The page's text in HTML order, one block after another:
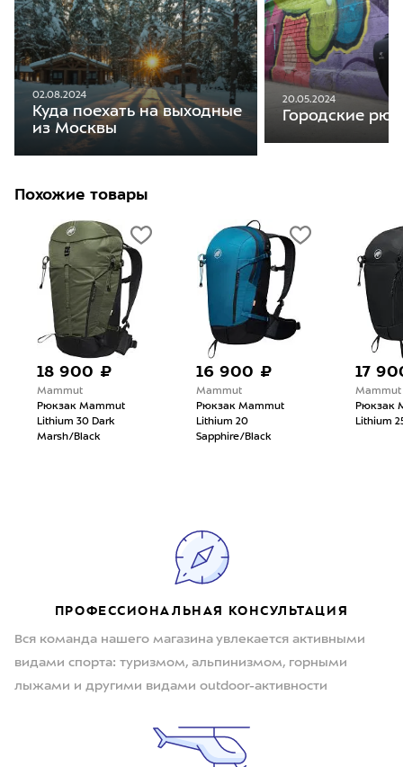
02.08.2024
Куда поехать на выходные
из Москвы
20.05.2024
Городские
Похожие товары
18 900 ₽
Mammut
Рюкзак Mammut
Lithium 30 Dark
Marsh/Black
16 900 ₽
Mammut
Рюкзак Mammut
Lithium 20
Sapphire/Black
17
Mammut
Рюкзак
Lithium
ПРОФЕССИОНАЛЬНАЯ КОНСУЛЬТАЦИЯ
Вся команда нашего магазина увлекается активными
видами спорта: туризмом, альпинизмом, горными
лыжами и другими видами outdoor-активности